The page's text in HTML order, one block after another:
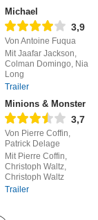
Michael
3,9
Von Antoine Fuqua
Mit Jaafar Jackson,
Colman Domingo, Nia
Long
Trailer
Minions & Monster
3,7
Von Pierre Coffin,
Patrick Delage
Mit Pierre Coffin,
Christoph Waltz,
Christoph Waltz
Trailer